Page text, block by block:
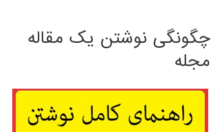
چگونگی نوشتن یک مقاله
مجله